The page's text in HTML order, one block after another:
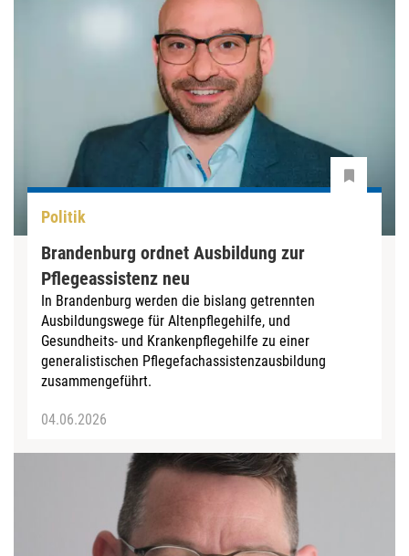
Politik
Brandenburg ordnet Ausbildung zur
Pflegeassistenz neu
In Brandenburg werden die bislang getrennten
Ausbildungswege für Altenpflegehilfe, und
Gesundheits- und Krankenpflegehilfe zu einer
generalistischen Pflegefachassistenzausbildung
zusammengeführt.
04.06.2026